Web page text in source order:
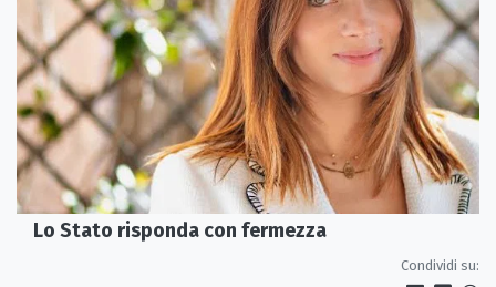
Lo Stato risponda con fermezza
Condividi su: